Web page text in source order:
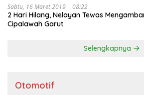
Sabtu, 16 Maret 2019 | 08:22
2 Hari Hilang, Nelayan Tewas
Cipalawah Garut
Selengkapnya
Otomotif